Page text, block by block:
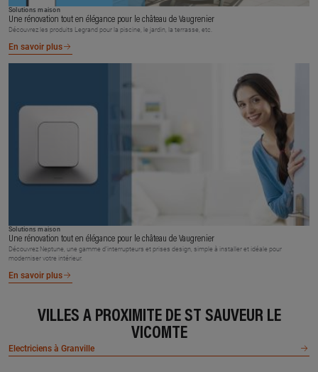
Solutions maison
Une rénovation tout en élégance pour le château de Vaugrenier
Découvrez les produits Legrand pour la piscine, le jardin, la terrasse, etc.
En savoir plus
Solutions maison
Une rénovation tout en élégance pour le château de Vaugrenier
Découvrez Neptune, une gamme d’interrupteurs et prises design, simple à installer et idéale pour
moderniser votre intérieur.
En savoir plus
VILLES À PROXIMITÉ DE ST SAUVEUR LE
VICOMTE
Electriciens à Granville